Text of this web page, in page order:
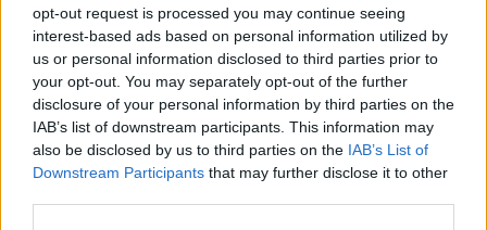
opt-out request is processed you may continue seeing
interest-based ads based on personal information utilized by
us or personal information disclosed to third parties prior to
your opt-out. You may separately opt-out of the further
disclosure of your personal information by third parties on the
IAB’s list of downstream participants. This information may
also be disclosed by us to third parties on the IAB’s List of
Downstream Participants that may further disclose it to other
A blogger honlapján azt szorgalmazta, hogy a
királyságban vessenek véget a vallás
befolyásának.